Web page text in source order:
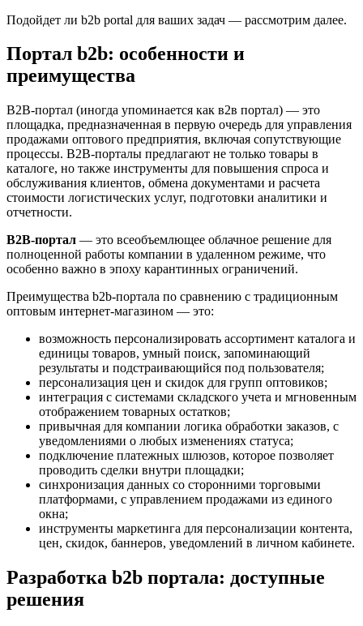
Подойдет ли b2b portal для ваших задач — рассмотрим далее.
Портал b2b: особенности и
преимущества
B2B-портал (иногда упоминается как в2в портал) — это
площадка, предназначенная в первую очередь для управления
продажами оптового предприятия, включая сопутствующие
процессы. B2B-порталы предлагают не только товары в
каталоге, но также инструменты для повышения спроса и
обслуживания клиентов, обмена документами и расчета
стоимости логистических услуг, подготовки аналитики и
отчетности.
B2B-портал — это всеобъемлющее облачное решение для
полноценной работы компании в удаленном режиме, что
особенно важно в эпоху карантинных ограничений.
Преимущества b2b-портала по сравнению с традиционным
оптовым интернет-магазином — это:
возможность персонализировать ассортимент каталога и
единицы товаров, умный поиск, запоминающий
результаты и подстраивающийся под пользователя;
персонализация цен и скидок для групп оптовиков;
интеграция с системами складского учета и мгновенным
отображением товарных остатков;
привычная для компании логика обработки заказов, с
уведомлениями о любых изменениях статуса;
подключение платежных шлюзов, которое позволяет
проводить сделки внутри площадки;
синхронизация данных со сторонними торговыми
платформами, с управлением продажами из единого
окна;
инструменты маркетинга для персонализации контента,
цен, скидок, баннеров, уведомлений в личном кабинете.
Разработка b2b портала: доступные
решения